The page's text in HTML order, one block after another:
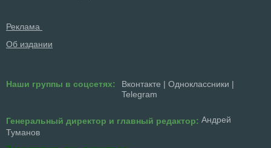
Реклама
Об издании
Наши группы в соцсетях: Вконтакте | Одноклассники |
Telegram
Генеральный директор и главный редактор: Андрей
Туманов